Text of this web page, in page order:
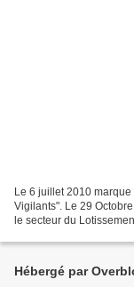
Le 6 juillet 2010
Vigilants". Le 29
le secteur du
Hébergé par